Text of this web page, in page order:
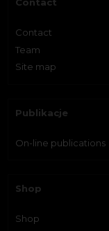
Contact
Contact
Team
Site map
Publikacje
On-line publications
Shop
Shop